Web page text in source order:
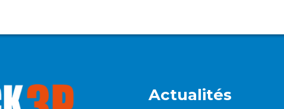
Actualités